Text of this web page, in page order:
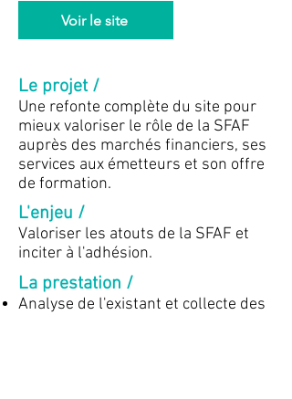
Voir le site
Le projet /
Une refonte complète du site pour
mieux valoriser le rôle de la SFAF
auprès des marchés financiers, ses
services aux émetteurs et son offre
de formation.
L'enjeu /
Valoriser les atouts de la SFAF et
inciter à l'adhésion.
La prestation /
Analyse de l'existant et collecte des